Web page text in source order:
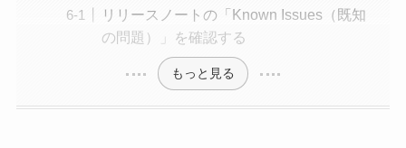
リリースノートの「Known Issues（既知
の問題）」を確認する
もっと見る